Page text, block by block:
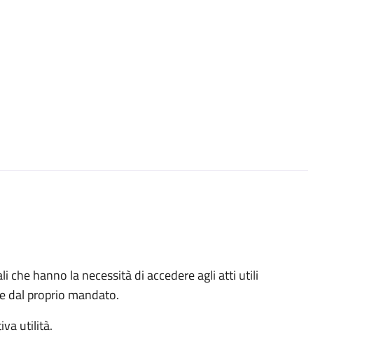
che hanno la necessità di accedere agli atti utili
dal proprio mandato.
utilità.